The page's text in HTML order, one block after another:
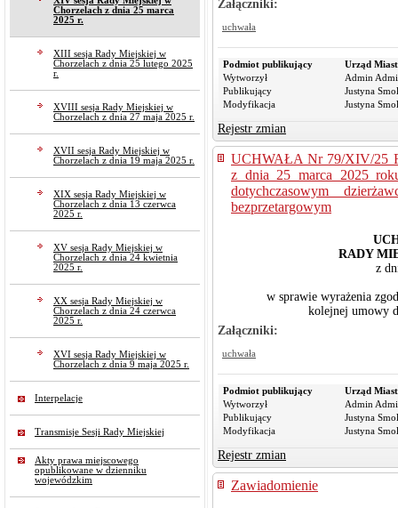
Chorzelach z dnia 25 marca
2025 r.
XIII sesja Rady Miejskiej w
Chorzelach z dnia 25 lutego 2025
r.
XVIII sesja Rady Miejskiej w
Chorzelach z dnia 27 maja 2025 r.
XVII sesja Rady Miejskiej w
Chorzelach z dnia 19 maja 2025 r.
XIX sesja Rady Miejskiej w
Chorzelach z dnia 13 czerwca
2025 r.
XV sesja Rady Miejskiej w
Chorzelach z dnia 24 kwietnia
2025 r.
XX sesja Rady Miejskiej w
Chorzelach z dnia 24 czerwca
2025 r.
XVI sesja Rady Miejskiej w
Chorzelach z dnia 9 maja 2025 r.
Interpelacje
Transmisje Sesji Rady Miejskiej
Akty prawa miejscowego
opublikowane w dzienniku
wojewódzkim
Załączniki:
uchwała
Podmiot publikujący
Urząd
Wytworzył
Admin
Publikujący
Justyna
Modyfikacja
Justyna
Rejestr zmian
UCHWAŁA Nr 79/XIV/25
z dnia 25 marca 2025
dotychczasowym
bezprzetargowym
RADY
z
w sprawie wyrażenia
kolejnej umowy
Załączniki:
uchwała
Podmiot publikujący
Urząd
Wytworzył
Admin
Publikujący
Justyna
Modyfikacja
Justyna
Rejestr zmian
Zawiadomienie